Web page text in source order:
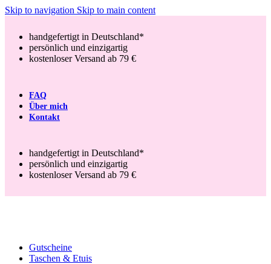
Skip to navigation Skip to main content
handgefertigt in Deutschland*
persönlich und einzigartig
kostenloser Versand ab 79 €
FAQ
Über mich
Kontakt
handgefertigt in Deutschland*
persönlich und einzigartig
kostenloser Versand ab 79 €
Gutscheine
Taschen & Etuis